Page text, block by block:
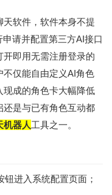
软件，软件本身不提
请并配置第三方AI接口
即用无需注册登录的
仅能自由定义AI角色
现成的角色卡大幅降低
还是与已有角色互动都
机器人工具之一。
进入系统配置页面；